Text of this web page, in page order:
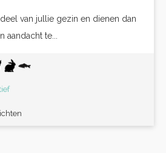
van jullie gezin en dienen dan
te...